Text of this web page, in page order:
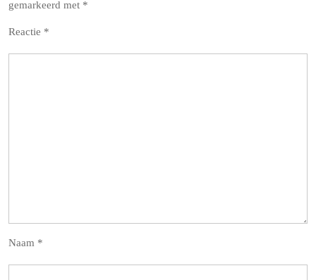
gemarkeerd met *
Reactie *
Naam *